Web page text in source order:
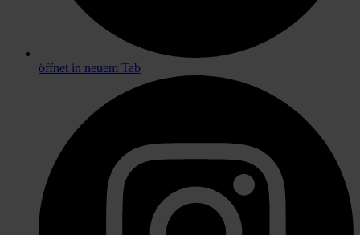
öffnet in neuem Tab